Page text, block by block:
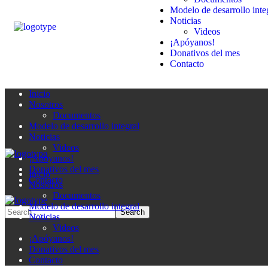
Modelo de desarrollo
Noticias
Videos
¡Apóyanos!
Donativos del mes
Contacto
Inicio
Nosotros
Documentos
Modelo de desarrollo integral
Noticias
Videos
¡Apóyanos!
Donativos del mes
Contacto
Inicio
Nosotros
Documentos
Modelo de desarrollo integral
Noticias
Videos
¡Apóyanos!
Donativos del mes
Contacto